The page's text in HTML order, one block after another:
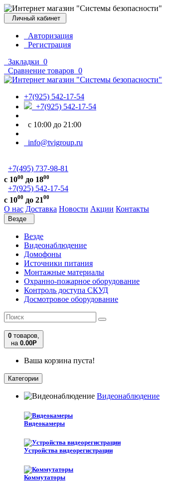
Личный кабинет
Авторизация
Регистрация
Закладки 0
Сравнение товаров 0
+7(925) 542-17-54
+7(925) 542-17-54
с 10:00 до 21:00
info@tvigroup.ru
+7(495) 737-98-81
с 1000 до 1800
+7(925) 542-17-54
с 1000 до 2100
О нас Доставка Новости Акции Контакты
Везде
Везде
Видеонаблюдение
Домофоны
Источники питания
Монтажные материалы
Охранно-пожарное оборудование
Контроль доступа СКУД
Досмотровое оборудование
0 товаров,
на 0.00Р
Ваша корзина пуста!
Категории
Видеонаблюдение
Видеокамеры
Устройства видеорегистрации
Коммутаторы